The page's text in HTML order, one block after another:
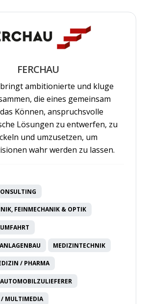
FERCHAU
bringt ambitionierte und kluge
die eines gemeinsam
Können, anspruchsvolle
Lösungen zu entwerfen, zu
und umzusetzen, um
wahr werden zu lassen.
FEINMECHANIK & OPTIK
MEDIZINTECHNIK
/ PHARMA
MULTIMEDIA